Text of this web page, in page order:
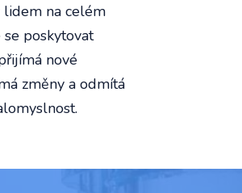
lidem na celém
se poskytovat
nové
změny a odmítá